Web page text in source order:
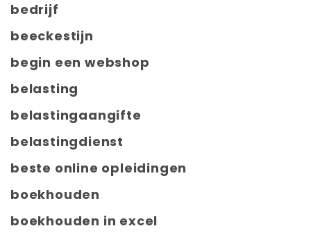
bedrijf
beeckestijn
begin een webshop
belasting
belastingaangifte
belastingdienst
beste online opleidingen
boekhouden
boekhouden in excel